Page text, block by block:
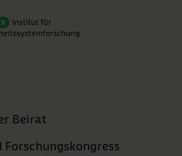
Beirat